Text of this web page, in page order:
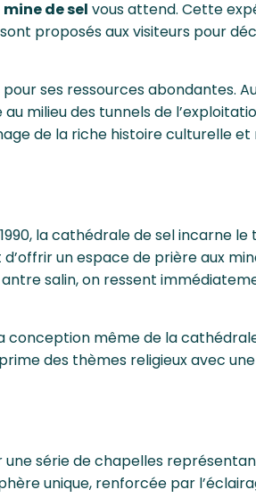
mine de sel vous attend. Cette
proposés aux visiteurs pour
ses ressources abondantes.
milieu des tunnels de
de la riche histoire culturelle et
la cathédrale de sel incarne le
un espace de prière aux
salin, on ressent
conception même de la
des thèmes religieux avec
série de chapelles
unique, renforcée par